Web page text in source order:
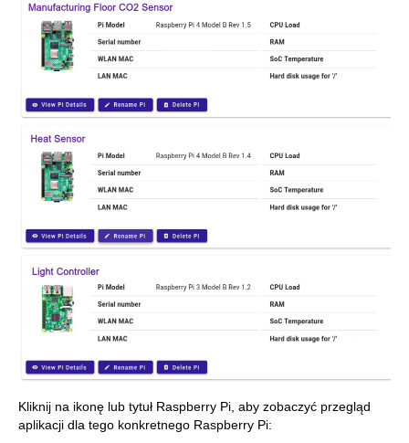
Kliknij na ikonę lub tytuł Raspberry Pi, aby zobaczyć przegląd
aplikacji dla tego konkretnego Raspberry Pi: